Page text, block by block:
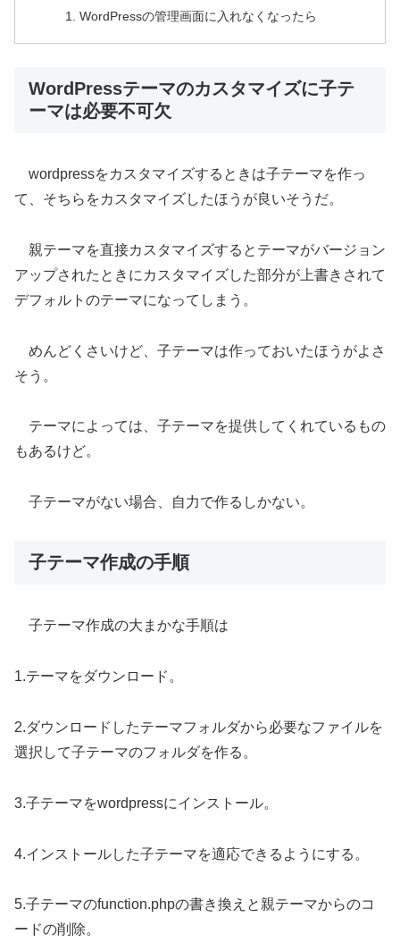
WordPressの管理画面に入れなくなったら
WordPressテーマのカスタマイズに子テ
ーマは必要不可欠
wordpressをカスタマイズするときは子テーマを作っ
て、そちらをカスタマイズしたほうが良いそうだ。
親テーマを直接カスタマイズするとテーマがバージョン
アップされたときにカスタマイズした部分が上書きされて
デフォルトのテーマになってしまう。
めんどくさいけど、子テーマは作っておいたほうがよさ
そう。
テーマによっては、子テーマを提供してくれているもの
もあるけど。
子テーマがない場合、自力で作るしかない。
子テーマ作成の手順
子テーマ作成の大まかな手順は
1.テーマをダウンロード。
2.ダウンロードしたテーマフォルダから必要なファイルを
選択して子テーマのフォルダを作る。
3.子テーマをwordpressにインストール。
4.インストールした子テーマを適応できるようにする。
5.子テーマのfunction.phpの書き換えと親テーマからのコ
ードの削除。